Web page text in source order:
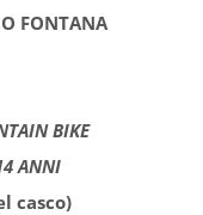
FONTANA
BIKE
ANNI
casco)